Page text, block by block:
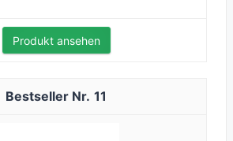
Produkt ansehen
11